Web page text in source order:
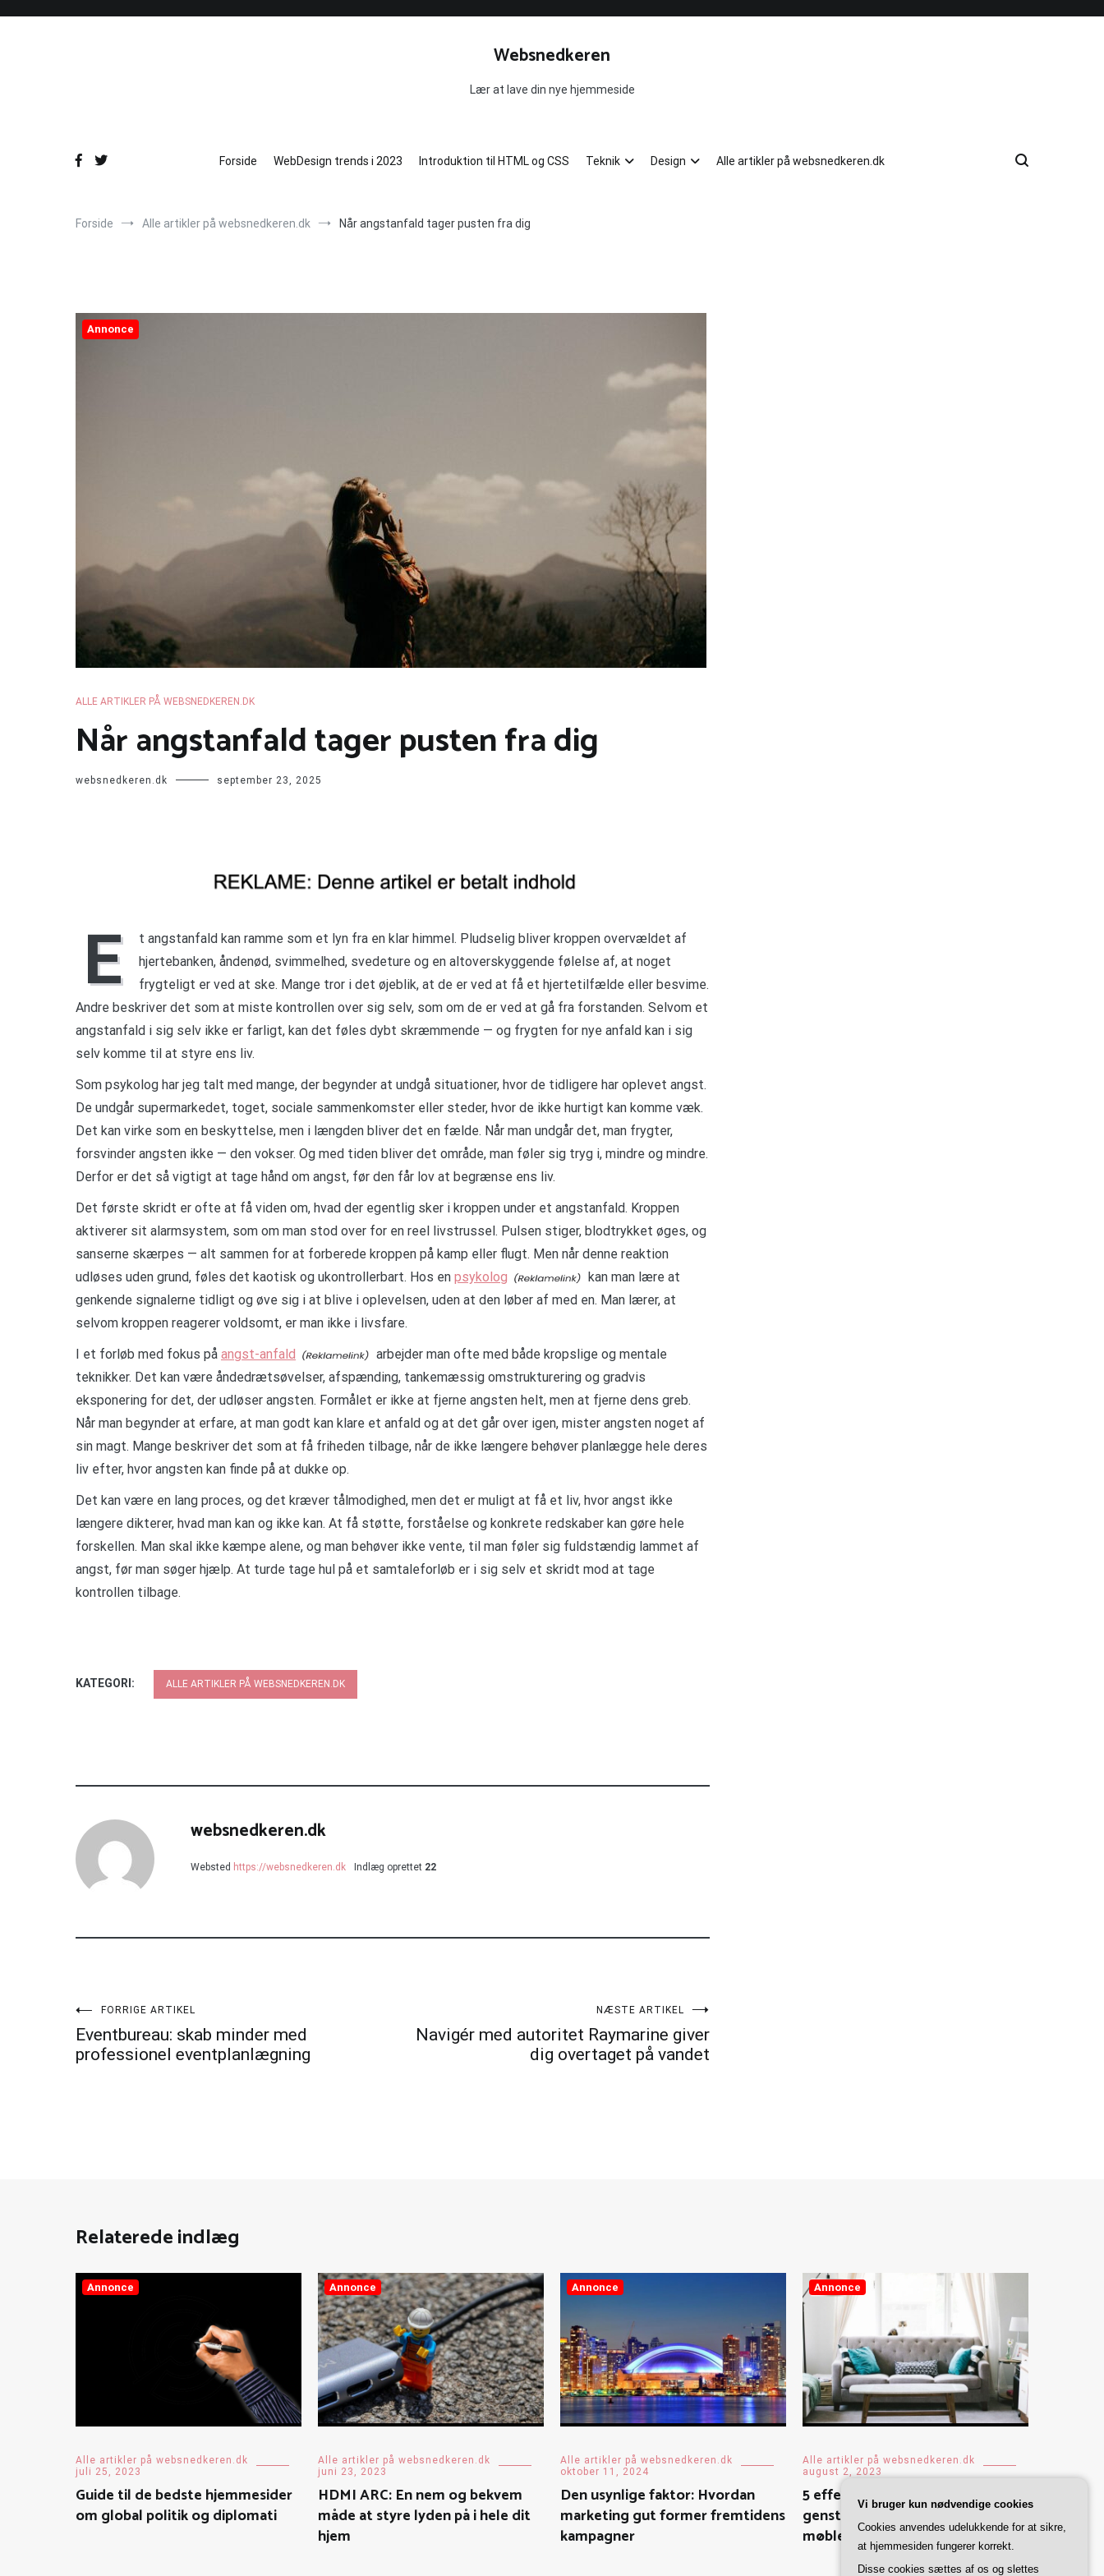
Websnedkeren
Lær at lave din nye hjemmeside
Forside WebDesign trends i 2023 Introduktion til HTML og CSS Teknik Design Alle artikler på websnedkeren.dk
Forside Alle artikler på websnedkeren.dk Når angstanfald tager pusten fra dig
Annonce
ALLE ARTIKLER PÅ WEBSNEDKEREN.DK
Når angstanfald tager pusten fra dig
websnedkeren.dk september 23, 2025
E
t angstanfald kan ramme som et lyn fra en klar himmel. Pludselig bliver kroppen overvældet af
hjertebanken, åndenød, svimmelhed, svedeture og en altoverskyggende følelse af, at noget
frygteligt er ved at ske. Mange tror i det øjeblik, at de er ved at få et hjertetilfælde eller besvime.
Andre beskriver det som at miste kontrollen over sig selv, som om de er ved at gå fra forstanden. Selvom et
angstanfald i sig selv ikke er farligt, kan det føles dybt skræmmende — og frygten for nye anfald kan i sig
selv komme til at styre ens liv.
Som psykolog har jeg talt med mange, der begynder at undgå situationer, hvor de tidligere har oplevet angst.
De undgår supermarkedet, toget, sociale sammenkomster eller steder, hvor de ikke hurtigt kan komme væk.
Det kan virke som en beskyttelse, men i længden bliver det en fælde. Når man undgår det, man frygter,
forsvinder angsten ikke — den vokser. Og med tiden bliver det område, man føler sig tryg i, mindre og mindre.
Derfor er det så vigtigt at tage hånd om angst, før den får lov at begrænse ens liv.
Det første skridt er ofte at få viden om, hvad der egentlig sker i kroppen under et angstanfald. Kroppen
aktiverer sit alarmsystem, som om man stod over for en reel livstrussel. Pulsen stiger, blodtrykket øges, og
sanserne skærpes — alt sammen for at forberede kroppen på kamp eller flugt. Men når denne reaktion
udløses uden grund, føles det kaotisk og ukontrollerbart. Hos en psykolog
kan man lære at
genkende signalerne tidligt og øve sig i at blive i oplevelsen, uden at den løber af med en. Man lærer, at
selvom kroppen reagerer voldsomt, er man ikke i livsfare.
I et forløb med fokus på angst-anfald
arbejder man ofte med både kropslige og mentale
teknikker. Det kan være åndedrætsøvelser, afspænding, tankemæssig omstrukturering og gradvis
eksponering for det, der udløser angsten. Formålet er ikke at fjerne angsten helt, men at fjerne dens greb.
Når man begynder at erfare, at man godt kan klare et anfald og at det går over igen, mister angsten noget af
sin magt. Mange beskriver det som at få friheden tilbage, når de ikke længere behøver planlægge hele deres
liv efter, hvor angsten kan finde på at dukke op.
Det kan være en lang proces, og det kræver tålmodighed, men det er muligt at få et liv, hvor angst ikke
længere dikterer, hvad man kan og ikke kan. At få støtte, forståelse og konkrete redskaber kan gøre hele
forskellen. Man skal ikke kæmpe alene, og man behøver ikke vente, til man føler sig fuldstændig lammet af
angst, før man søger hjælp. At turde tage hul på et samtaleforløb er i sig selv et skridt mod at tage
kontrollen tilbage.
KATEGORI: ALLE ARTIKLER PÅ WEBSNEDKEREN.DK
websnedkeren.dk
Websted https://websnedkeren.dk Indlæg oprettet 22
Indlægsnavigation
FORRIGE ARTIKEL
Eventbureau: skab minder med
professionel eventplanlægning
NÆSTE ARTIKEL
Navigér med autoritet Raymarine giver
dig overtaget på vandet
Relaterede indlæg
Annonce
Alle artikler på websnedkeren.dk
juli 25, 2023
Guide til de bedste hjemmesider
om global politik og diplomati
Annonce
Alle artikler på websnedkeren.dk
juni 23, 2023
HDMI ARC: En nem og bekvem
måde at styre lyden på i hele dit
hjem
Annonce
Alle artikler på websnedkeren.dk
oktober 11, 2024
Den usynlige faktor: Hvordan
marketing gut former fremtidens
kampagner
Annonce
Alle artikler på websnedkeren.dk
august 2, 2023
5 effektive tips til at fjerne
genstridige pletter på dine
møbler med møbelrens
Vi bruger kun nødvendige cookies
Cookies anvendes udelukkende for at sikre,
at hjemmesiden fungerer korrekt.
Disse cookies sættes af os og slettes